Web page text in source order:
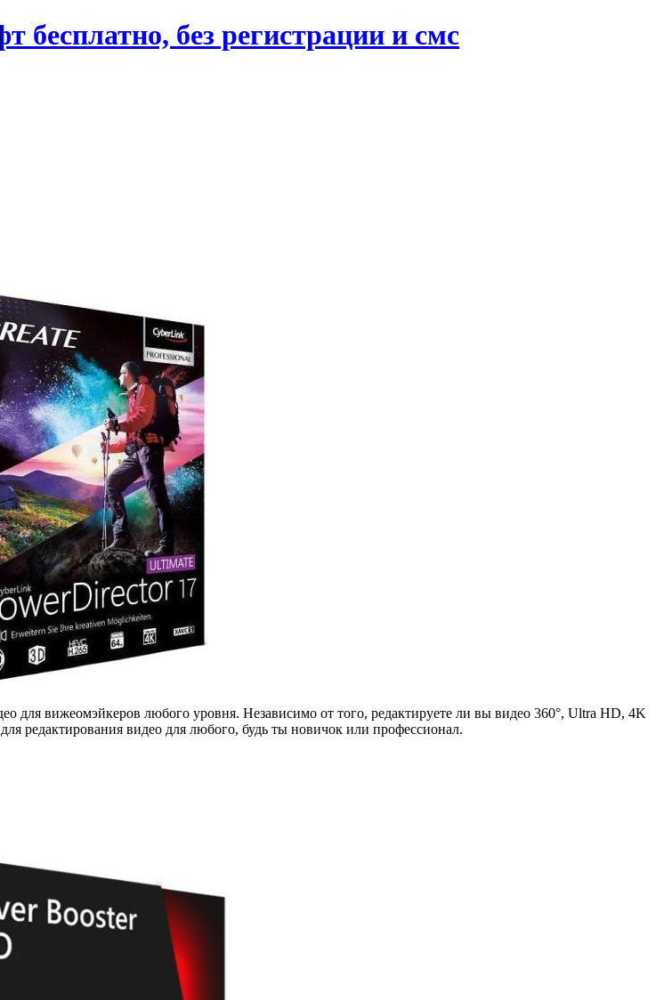
без регистрации и смс
для вижеомэйкеров любого уровня. Независимо от того, редактируете ли вы видео 360°, Ultra HD, 4K
редактирования видео для любого, будь ты новичок или профессионал.